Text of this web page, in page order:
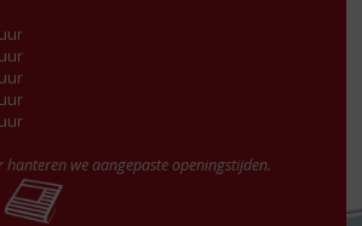
hanteren we aangepaste openingstijden.